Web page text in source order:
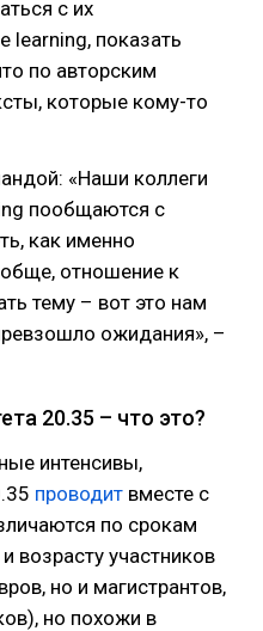
с их
learning, показать
по авторским
которые кому-то
«Наши коллеги
пообщаются с
как именно
отношение к
тему – вот это нам
ожидания», –
20.35 – что это?
интенсивы,
проводит вместе с
по срокам
возрасту участников
но и магистрантов,
но похожи в